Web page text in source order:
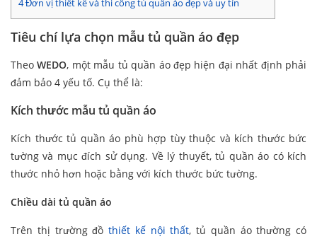
4Đơn vị thiết kế và thi công tủ quần áo đẹp và uy tín
Tiêu chí lựa chọn mẫu tủ quần áo đẹp
TheoWEDO, một mẫu tủ quần áo đẹp hiện đại nhất định phải
đảm bảo 4 yếu tố. Cụ thể là:
Kích thước mẫu tủ quần áo
Kích thước tủ quần áo phù hợp tùy thuộc và kích thước bức
tường và mục đích sử dụng. Về lý thuyết, tủ quần áo có kích
thước nhỏ hơn hoặc bằng với kích thước bức tường.
Chiều dài tủ quần áo
Trên thị trường đồ thiết kế nội thất, tủ quần áo thường có